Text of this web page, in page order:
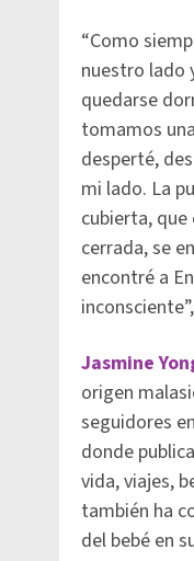
“Como
nuestro lado
quedarse
tomamos
desperté,
mi lado. La
cubierta,
cerrada, se
encontré a
Jasmine
origen
seguidores
donde
vida, viajes,
también ha
del bebé en